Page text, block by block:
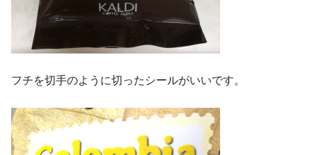
フチを切手のように切ったシールがいいです。